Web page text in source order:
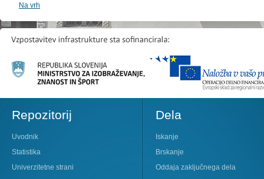
Na vrh
Repozitorij
Uvodnik
Statistika
Univerzitetne strani
Dela
Iskanje
Brskanje
Oddaja zaključnega dela